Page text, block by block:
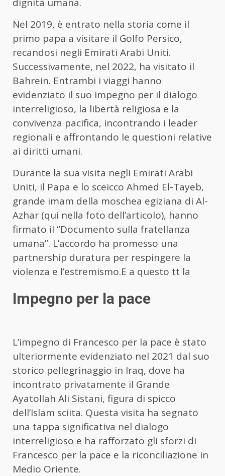
Nel 2019, è entrato nella storia come il
primo papa a visitare il Golfo Persico,
recandosi negli Emirati Arabi Uniti.
Successivamente, nel 2022, ha visitato il
Bahrein. Entrambi i viaggi hanno
evidenziato il suo impegno per il dialogo
interreligioso, la libertà religiosa e la
convivenza pacifica, incontrando i leader
regionali e affrontando le questioni relative
ai diritti umani.
Durante la sua visita negli Emirati Arabi
Uniti, il Papa e lo sceicco Ahmed El-Tayeb,
grande imam della moschea egiziana di Al-
Azhar (qui nella foto dell’articolo), hanno
firmato il “Documento sulla fratellanza
umana”. L’accordo ha promesso una
partnership duratura per respingere la
violenza e l’estremismo.E a questo tt la
Impegno per la pace
L’impegno di Francesco per la pace è stato
ulteriormente evidenziato nel 2021 dal suo
storico pellegrinaggio in Iraq, dove ha
incontrato privatamente il Grande
Ayatollah Ali Sistani, figura di spicco
dell’Islam sciita. Questa visita ha segnato
una tappa significativa nel dialogo
interreligioso e ha rafforzato gli sforzi di
Francesco per la pace e la riconciliazione in
Medio Oriente.